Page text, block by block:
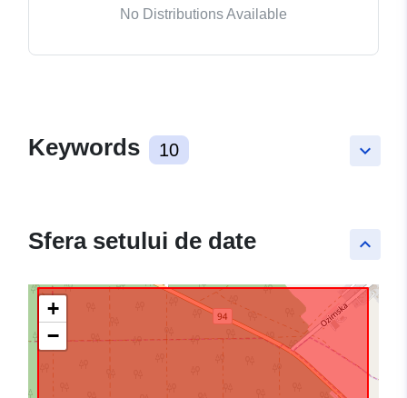
No Distributions Available
keyboard_arrow_down
Keywords 10
keyboard_arrow_up
Sfera setului de date
+
−